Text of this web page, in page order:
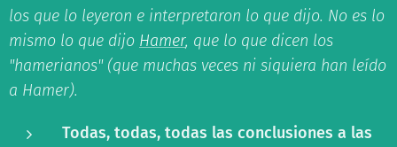
los que lo leyeron e interpretaron lo que dijo. No es lo
mismo lo que dijo Hamer, que lo que dicen los
"hamerianos" (que muchas veces ni siquiera han leído
a Hamer).
Todas, todas, todas las conclusiones a las